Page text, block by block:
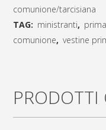
svasata
bianca
avorio
comunione/tarcisiana
TAG: ministranti,
comunione, vestine
PRODOTTI